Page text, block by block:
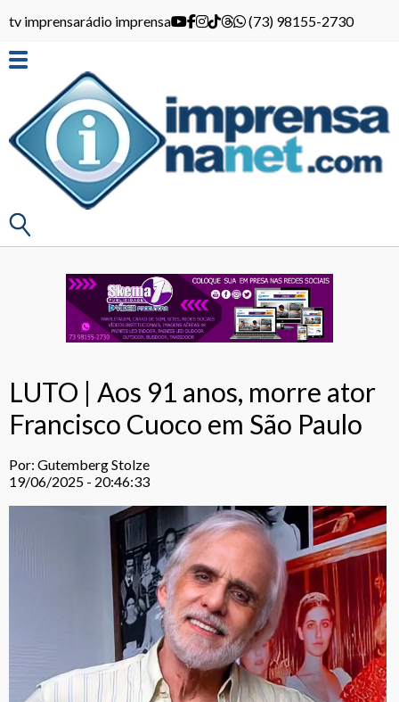
tv imprensarádio imprensa (73) 98155-2730
LUTO | Aos 91 anos, morre ator
Francisco Cuoco em São Paulo
Por: Gutemberg Stolze
19/06/2025 - 20:46:33